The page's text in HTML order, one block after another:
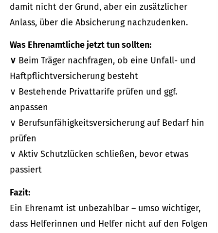
damit nicht der Grund, aber ein zusätzlicher
Anlass, über die Absicherung nachzudenken.
Was Ehrenamtliche jetzt tun sollten:
∨ Beim Träger nachfragen, ob eine Unfall- und
Haft­pflichtversicherung besteht
∨ Bestehende Privattarife prüfen und ggf.
anpassen
∨ Berufs­unfähig­keitsversicherung auf Bedarf hin
prüfen
∨ Aktiv Schutzlücken schließen, bevor etwas
passiert
Fazit:
Ein Ehrenamt ist unbezahlbar – umso wichtiger,
dass Helferinnen und Helfer nicht auf den Folgen